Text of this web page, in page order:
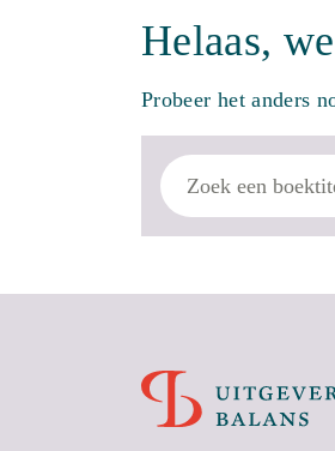
Helaas,
Probeer het anders
Zoek